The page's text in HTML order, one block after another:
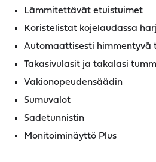
Lämmitettävät etuistuimet
Koristelistat kojelaudassa
Automaattisesti himmentyvä
Takasivulasit ja takalasi
Vakionopeudensäädin
Sumuvalot
Sadetunnistin
Monitoiminäyttö Plus